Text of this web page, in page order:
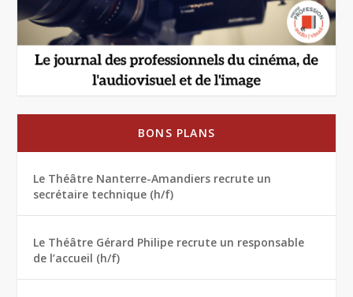
BONS PLANS
Le Théâtre Nanterre-Amandiers recrute un
secrétaire technique (h/f)
Le Théâtre Gérard Philipe recrute un responsable
de l’accueil (h/f)